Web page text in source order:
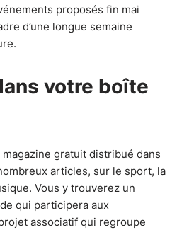
proposés fin mai
d’une longue semaine
votre boîte
magazine gratuit distribué dans
articles, sur le sport, la
Vous y trouverez un
qui participera aux
associatif qui regroupe